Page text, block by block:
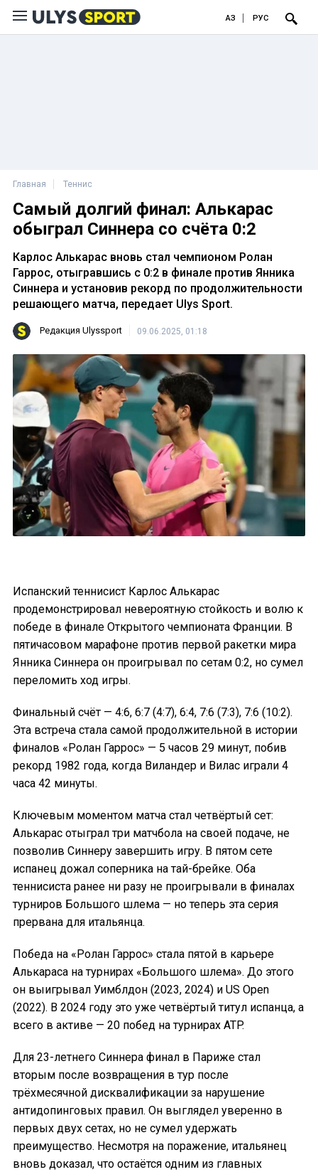
ҚАЗ РУС
Главная Теннис
Самый долгий финал: Алькарас
обыграл Синнера со счёта 0:2
Карлос Алькарас вновь стал чемпионом Ролан
Гаррос, отыгравшись с 0:2 в финале против Янника
Синнера и установив рекорд по продолжительности
решающего матча, передает Ulys Sport.
Редакция Ulyssport 09.06.2025, 01:18
Испанский теннисист Карлос Алькарас
продемонстрировал невероятную стойкость и волю к
победе в финале Открытого чемпионата Франции. В
пятичасовом марафоне против первой ракетки мира
Янника Синнера он проигрывал по сетам 0:2, но сумел
переломить ход игры.
Финальный счёт — 4:6, 6:7 (4:7), 6:4, 7:6 (7:3), 7:6 (10:2).
Эта встреча стала самой продолжительной в истории
финалов «Ролан Гаррос» — 5 часов 29 минут, побив
рекорд 1982 года, когда Виландер и Вилас играли 4
часа 42 минуты.
Ключевым моментом матча стал четвёртый сет:
Алькарас отыграл три матчбола на своей подаче, не
позволив Синнеру завершить игру. В пятом сете
испанец дожал соперника на тай-брейке. Оба
теннисиста ранее ни разу не проигрывали в финалах
турниров Большого шлема — но теперь эта серия
прервана для итальянца.
Победа на «Ролан Гаррос» стала пятой в карьере
Алькараса на турнирах «Большого шлема». До этого
он выигрывал Уимблдон (2023, 2024) и US Open
(2022). В 2024 году это уже четвёртый титул испанца, а
всего в активе — 20 побед на турнирах ATP.
Для 23-летнего Синнера финал в Париже стал
вторым после возвращения в тур после
трёхмесячной дисквалификации за нарушение
антидопинговых правил. Он выглядел уверенно в
первых двух сетах, но не сумел удержать
преимущество. Несмотря на поражение, итальянец
вновь доказал, что остаётся одним из главных